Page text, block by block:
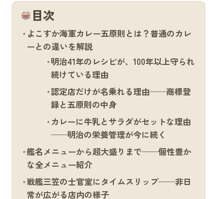
目次
よこすか海軍カレー五原則とは？普通のカレ
ーとの違いを解説
明治41年のレシピが、100年以上守られ
続けている理由
認定店だけが名乗れる理由——商標登
録と五原則の中身
カレーに牛乳とサラダがセットな理由
——明治の栄養管理が今に続く
艦名メニューから超大盛りまで——個性豊か
な全メニュー紹介
戦艦三笠の士官室にタイムスリップ——非日
常が広がる店内の様子